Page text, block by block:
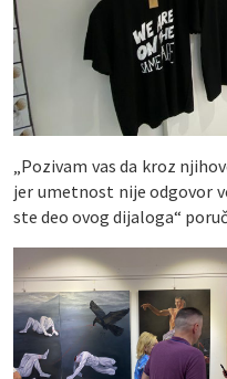
„Pozivam vas da kroz
jer umetnost nije odgovor
ste deo ovog dijaloga“